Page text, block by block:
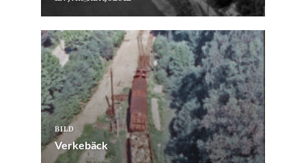
BILD
Verkebäck